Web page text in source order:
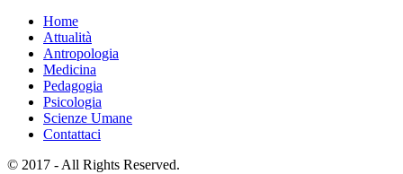
Home
Attualità
Antropologia
Medicina
Pedagogia
Psicologia
Scienze Umane
Contattaci
© 2017 - All Rights Reserved.